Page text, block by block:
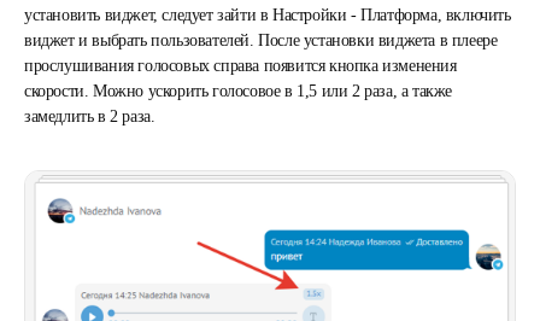
установить виджет, следует зайти в Настройки - Платформа, включить
виджет и выбрать пользователей. После установки виджета в плеере
прослушивания голосовых справа появится кнопка изменения
скорости. Можно ускорить голосовое в 1,5 или 2 раза, а также
замедлить в 2 раза.